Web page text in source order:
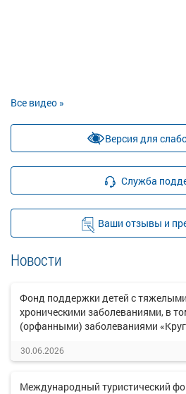
Все видео »
Версия для
Служба
Ваши отзывы и
Новости
Фонд поддержки детей с
хроническими заболеваниями, в
(орфанными) заболеваниями
30.06.2026
Международный туристический